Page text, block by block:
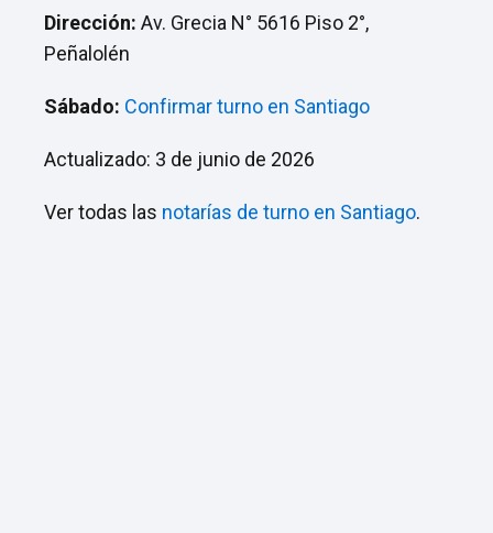
Dirección: Av. Grecia N° 5616 Piso 2°,
Peñalolén
Sábado: Confirmar turno en Santiago
Actualizado: 3 de junio de 2026
Ver todas las notarías de turno en Santiago.